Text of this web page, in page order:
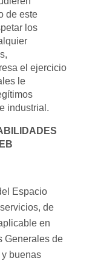
de este
los
el ejercicio
le
industrial.
Espacio
de
en
Generales de
buenas